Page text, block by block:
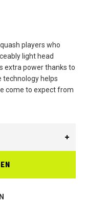
players who
light head
extra power thanks to
technology helps
come to expect from